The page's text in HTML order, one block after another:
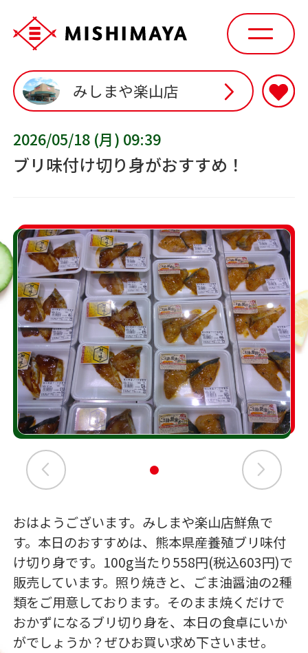
みしまや楽山店
2026/05/18 (月) 09:39
ブリ味付け切り身がおすすめ！
おはようございます。みしまや楽山店鮮魚で
す。本日のおすすめは、熊本県産養殖ブリ味付
け切り身です。100g当たり558円(税込603円)で
販売しています。照り焼きと、ごま油醤油の2種
類をご用意しております。そのまま焼くだけで
おかずになるブリ切り身を、本日の食卓にいか
がでしょうか？ぜひお買い求め下さいませ。